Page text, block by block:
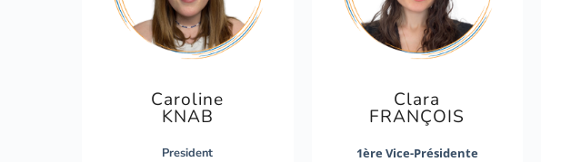
Caroline
KNAB
President
Clara
FRANÇOIS
1ère Vice-Présidente